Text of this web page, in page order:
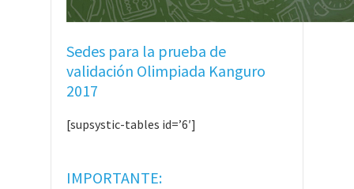
Sedes para la prueba de
validación Olimpiada Kanguro
2017
[supsystic-tables id=’6′]
IMPORTANTE: